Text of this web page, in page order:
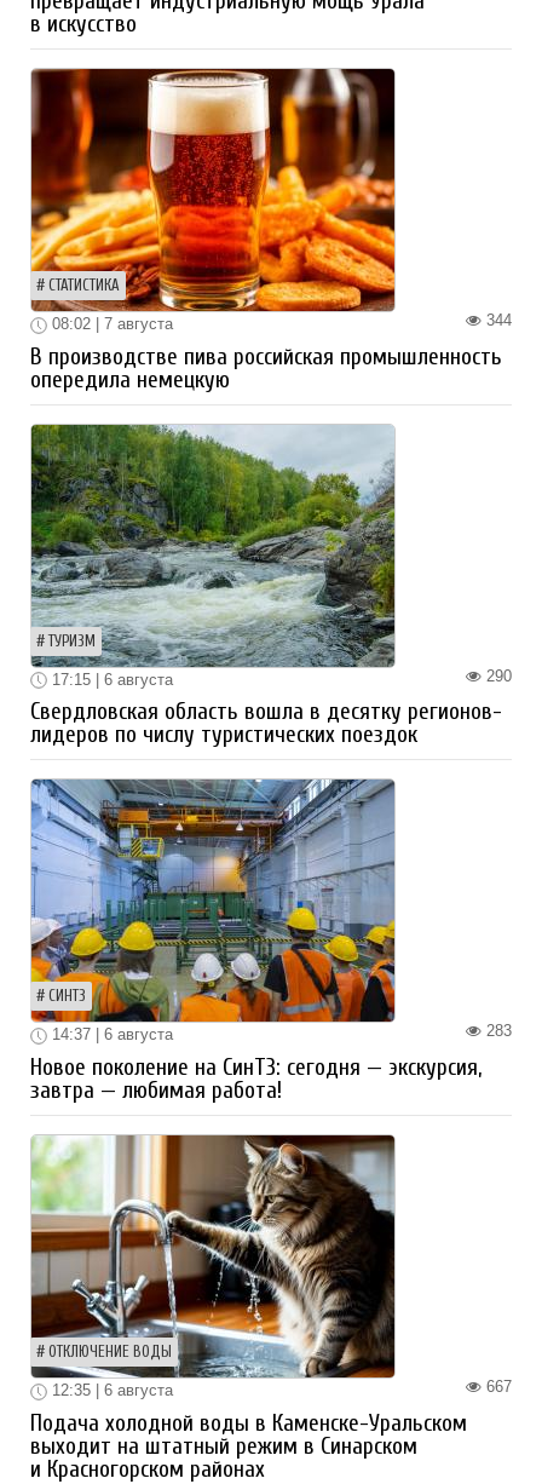
в искусство
СТАТИСТИКА
344
08:02 | 7 августа
В производстве пива российская промышленность
опередила немецкую
ТУРИЗМ
290
17:15 | 6 августа
Свердловская область вошла в десятку регионов-
лидеров по числу туристических поездок
СИНТЗ
283
14:37 | 6 августа
Новое поколение на СинТЗ: сегодня — экскурсия,
завтра — любимая работа!
ОТКЛЮЧЕНИЕ ВОДЫ
667
12:35 | 6 августа
Подача холодной воды в Каменске-Уральском
выходит на штатный режим в Синарском
и Красногорском районах